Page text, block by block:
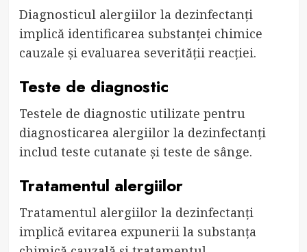
Diagnosticul alergiilor la dezinfectanți
implică identificarea substanței chimice
cauzale și evaluarea severității reacției.
Teste de diagnostic
Testele de diagnostic utilizate pentru
diagnosticarea alergiilor la dezinfectanți
includ teste cutanate și teste de sânge.
Tratamentul alergiilor
Tratamentul alergiilor la dezinfectanți
implică evitarea expunerii la substanța